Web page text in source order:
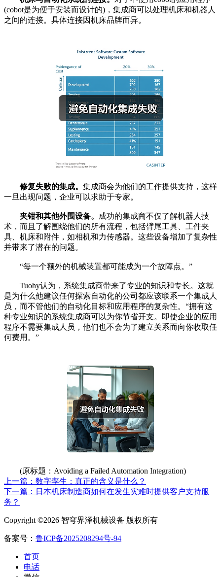
(cobot是为便于安装而设计的)，集成商可以处理机床和机器人
之间的连接。具体连接因机床品牌而异。
修复失败的集成。 集成商会为他们的工作提供支持，这样
一旦出现问题，企业可以求助于专家。
夹钳和其他外围设备。
成功的集成商不仅了解机器人技
术，而且了解围绕他们的所有流程，包括臂尾工具、工件夹
具、机床和附件，如相机和力传感器。这些设备增加了复杂性
并带来了潜在的问题。
“每一个额外的机械装置都可能成为一个故障点。”
Tuohy认为，系统集成商带来了专业的知识和专长。这就
是为什么他建议任何探索自动化的公司都应该联系一个集成人
员，而不管他们的自动化目标和应用程序的复杂性。“拥有这
种专业知识的系统集成商可以为你节省开支。即使企业的应用
程序不需要集成人员，他们也不会为了建立关系而向你收取任
何费用。”
(原标题：Avoiding a Failed Automation Integration)
上一篇：数字孪生：真正的含义是什么？
下一篇：日本机床制造商如何在发生灾难时提供客户支持服
务？
Copyright ©2026 智穹界泽机械设备 版权所有
备案号： 鲁ICP备2025208294号-94
首页
电话